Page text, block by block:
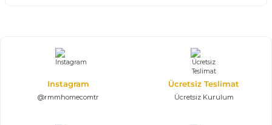
Instagram
@rmmhomecomtr
Ücretsiz Teslimat
Ücretsiz Kurulum